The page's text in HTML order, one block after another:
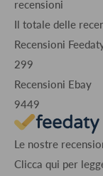
recensioni
Il totale delle
Recensioni
299
Recensioni Ebay
9449
Le nostre
Clicca qui per